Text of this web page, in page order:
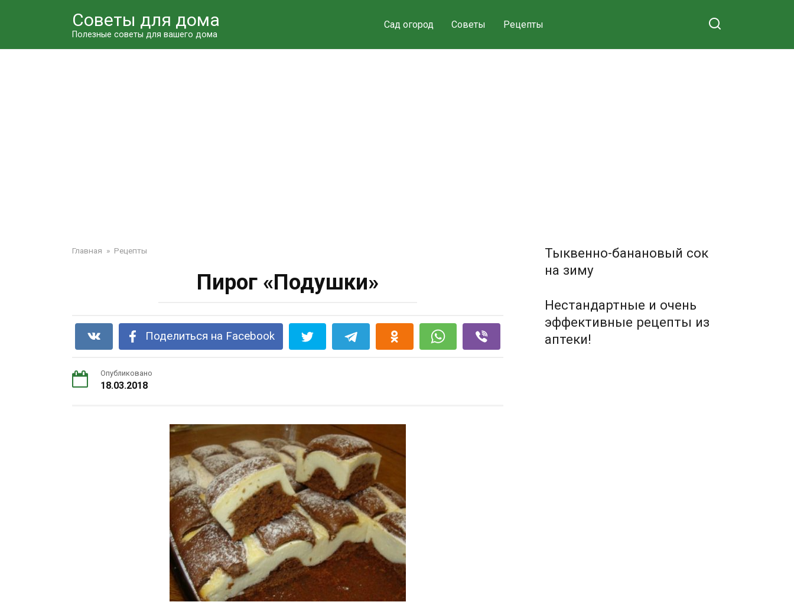
Советы для дома
Полезные советы для вашего дома
Сад огород Советы Рецепты
Главная » Рецепты
Пирог «Подушки»
Поделиться на Facebook
Опубликовано
18.03.2018
Тыквенно-банановый сок
на зиму
Нестандартные и очень
эффективные рецепты из
аптеки!